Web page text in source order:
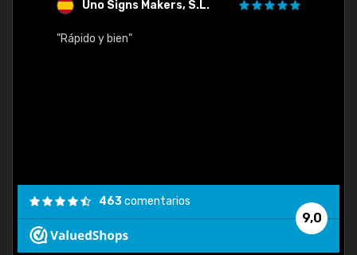
Uno Signs Makers, S.L.
"Rápido y bien"
9,0
463comentarios